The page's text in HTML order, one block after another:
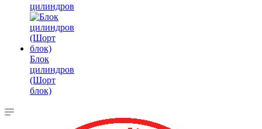
цилиндров
Блок
цилиндров
(Шорт
блок)